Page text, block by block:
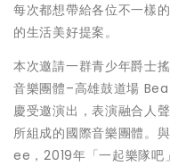
每次都想帶給各位不一樣
的生活美好提案。
本次邀請一群青少年爵士
音樂團體–高雄鼓道場
慶受邀演出，表演融合人
所組成的國際音樂團體。
ee，2019年「一起樂隊